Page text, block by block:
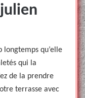
longtemps qu’elle
qui la
de la prendre
terrasse avec